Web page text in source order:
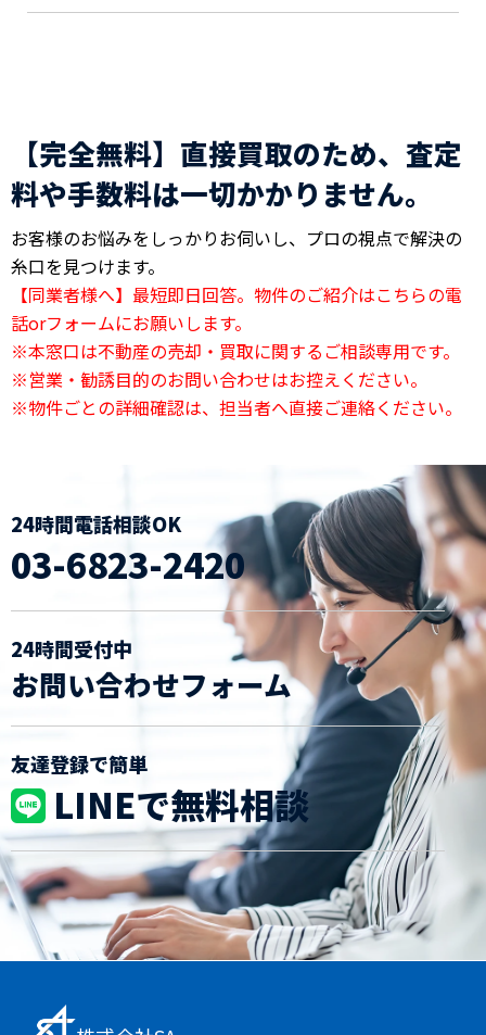
【完全無料】直接買取のため、査定
料や手数料は一切かかりません。
お客様のお悩みをしっかりお伺いし、プロの視点で解決の
糸口を見つけます。
【同業者様へ】最短即日回答。物件のご紹介はこちらの電
話orフォームにお願いします。
※本窓口は不動産の売却・買取に関するご相談専用です。
※営業・勧誘目的のお問い合わせはお控えください。
※物件ごとの詳細確認は、担当者へ直接ご連絡ください。
24時間電話相談OK
03-6823-2420
24時間受付中
お問い合わせフォーム
友達登録で簡単
LINEで無料相談